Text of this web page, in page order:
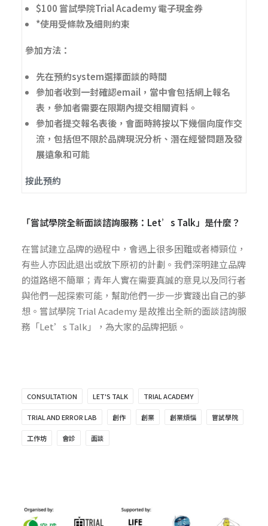
$100 嘗試學院Trial Academy 電子現金券
*使用受條款及細則約束
參加方法：
先在預約system選擇面談的時間
參加者收到一封確認email，當中會包括網上報名
表，參加者需要在限期內提交相關資料。
參加者提交報名表後，會面時將按以下幾個向度作交
流，包括但不限於品牌現況分析、潛在經營問題及發
展遠象和可能
按此預約
「嘗試學院全新面談諮詢服務：Let’s Talk 」是什麼？
在嘗試建立品牌的過程中，會遇上很多困難或者樽頸位，
有些人亦因此退出或放下原初的計劃。我們深明建立品牌
的道路絕不簡單；青年人實在需要真誠的意見以及同行者
與他們一起探索可能，幫助他們一步一步實踐出自己的夢
想。嘗試學院 Trial Academy 是故推出全新的面談諮詢服
務「Let’s Talk」，為大家的品牌把脈。
CONSULTATION LET'S TALK TRIAL ACADEMY
TRIAL AND ERROR LAB 創作 創業 創業煩惱 嘗試學院
工作坊 會診 面談